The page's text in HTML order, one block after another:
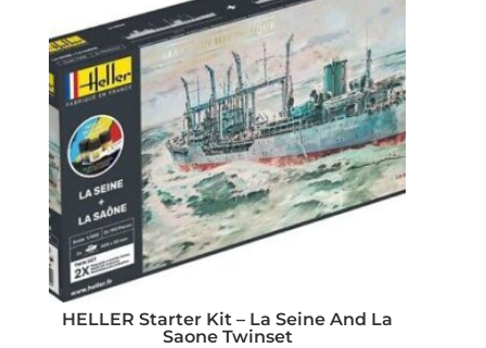
HELLER Starter Kit – La Seine And La
Saone Twinset